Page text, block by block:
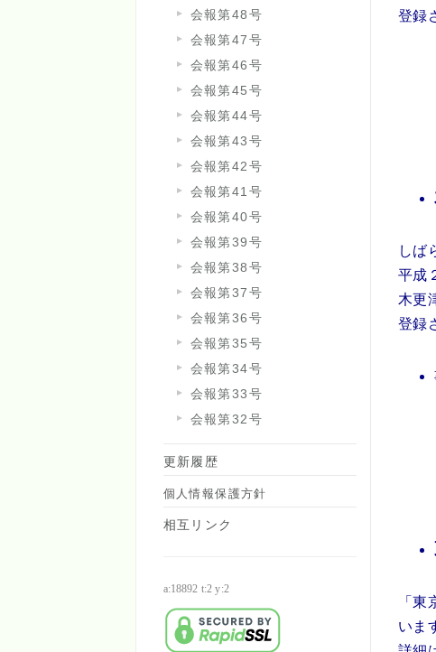
登録
しば
平成
木更
登録
「
いま
会報第48号
会報第47号
会報第46号
会報第45号
会報第44号
会報第43号
会報第42号
会報第41号
会報第40号
会報第39号
会報第38号
会報第37号
会報第36号
会報第35号
会報第34号
会報第33号
会報第32号
更新履歴
個人情報保護方針
相互リンク
a:18892 t:2 y:2